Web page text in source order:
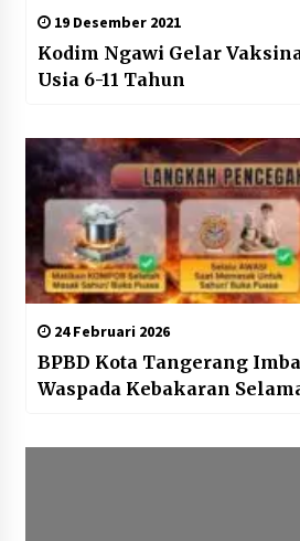
19 Desember 2021
Kodim Ngawi Gelar
Usia 6-11 Tahun
24 Februari 2026
BPBD Kota Tangerang
Waspada Kebakaran